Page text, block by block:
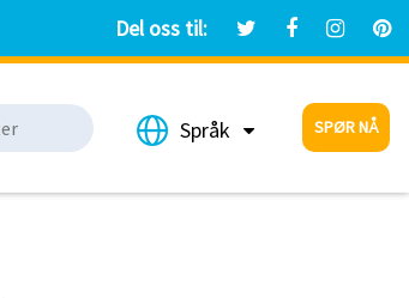
Del oss til:
Språk SPØR NÅ